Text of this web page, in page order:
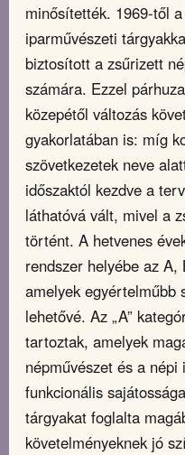
minősítették. 1969-től
iparművészeti
biztosított a zsűrizett
számára. Ezzel
közepétől változás
gyakorlatában is: míg
szövetkezetek neve
időszaktól kezdve a
láthatóvá vált, mivel a
történt. A hetvenes
rendszer helyébe az
amelyek egyértelműbb
lehetővé. Az „A”
tartoztak, amelyek
népművészet és a
funkcionális
tárgyakat foglalta
követelményeknek jó